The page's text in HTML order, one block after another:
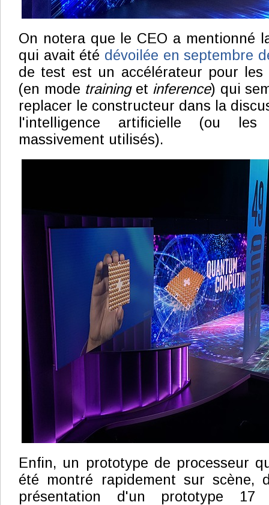
On notera que le CEO a mentionné
qui avait été dévoilée en septembre
de test est un accélérateur pour les
(en mode traininget inference) qui
replacer le constructeur dans la
l'intelligence artificielle (ou
massivement utilisés).
Enfin, un prototype de processeur
été montré rapidement sur scène,
présentation d'un prototype